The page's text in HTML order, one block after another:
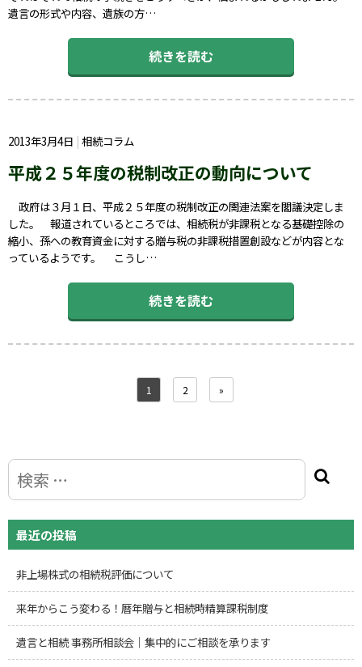
遺言の形式や内容、遺族の方…
続きを読む
2013年3月4日 相続コラム
平成２５年度の税制改正の動向について
政府は３月１日、平成２５年度の税制改正の関連法案を閣議決定しま
した。 報道されているところでは、相続税が非課税となる基礎控除の
縮小、孫への教育資金に対する贈与税の非課税措置創設などが内容とな
っているようです。 こうし…
続きを読む
1 2 »
最近の投稿
非上場株式の相続税評価について
来年からこう変わる！暦年贈与と相続時精算課税制度
遺言と相続 事務所相談会｜集中的にご相談を承ります